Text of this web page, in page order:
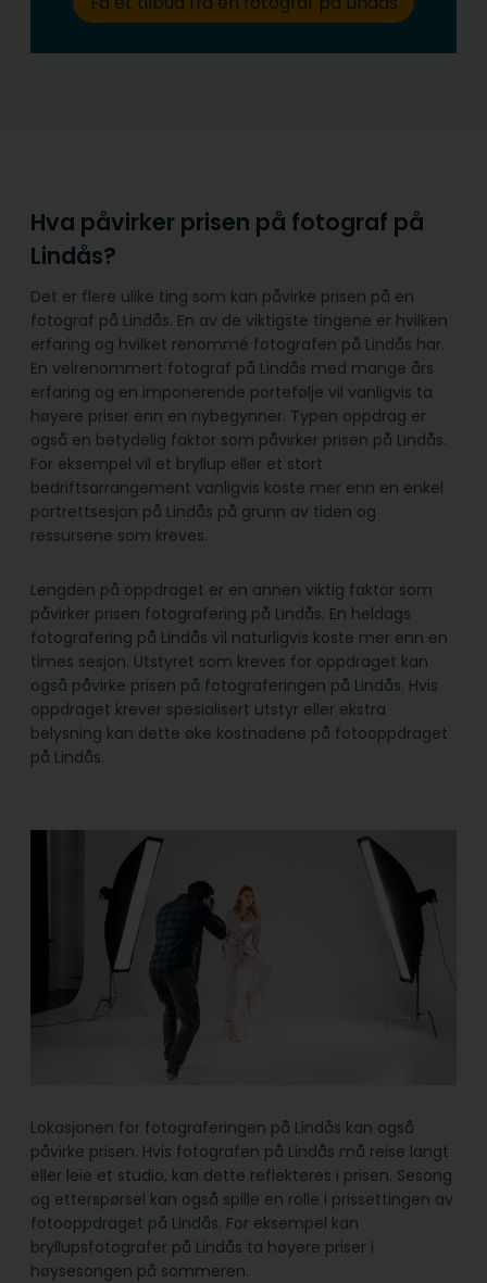
Hva påvirker prisen på fotograf på
Lindås?
Det er flere ulike ting som kan påvirke prisen på en
fotograf på Lindås. En av de viktigste tingene er hvilken
erfaring og hvilket renommé fotografen på Lindås har.
En velrenommert fotograf på Lindås med mange års
erfaring og en imponerende portefølje vil vanligvis ta
høyere priser enn en nybegynner. Typen oppdrag er
også en betydelig faktor som påvirker prisen på Lindås.
For eksempel vil et bryllup eller et stort
bedriftsarrangement vanligvis koste mer enn en enkel
portrettsesjon på Lindås på grunn av tiden og
ressursene som kreves.
Lengden på oppdraget er en annen viktig faktor som
påvirker prisen fotografering på Lindås. En heldags
fotografering på Lindås vil naturligvis koste mer enn en
times sesjon. Utstyret som kreves for oppdraget kan
også påvirke prisen på fotograferingen på Lindås. Hvis
oppdraget krever spesialisert utstyr eller ekstra
belysning kan dette øke kostnadene på fotooppdraget
på Lindås.
Lokasjonen for fotograferingen på Lindås kan også
påvirke prisen. Hvis fotografen på Lindås må reise langt
eller leie et studio, kan dette reflekteres i prisen. Sesong
og etterspørsel kan også spille en rolle i prissettingen av
fotooppdraget på Lindås. For eksempel kan
bryllupsfotografer på Lindås ta høyere priser i
høysesongen på sommeren.